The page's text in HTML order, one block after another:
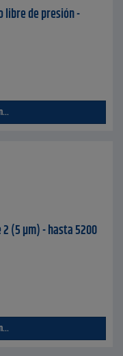
libre de presión -
(5 µm) - hasta 5200